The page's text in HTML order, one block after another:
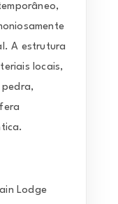
A estrutura
locais,
pedra,
Lodge